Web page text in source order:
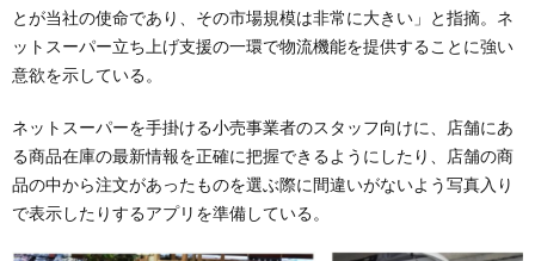
とが当社の使命であり、その市場規模は非常に大きい」と指摘。ネ
ットスーパー立ち上げ支援の一環で物流機能を提供することに強い
意欲を示している。
ネットスーパーを手掛ける小売事業者のスタッフ向けに、店舗にあ
る商品在庫の最新情報を正確に把握できるようにしたり、店舗の商
品の中から注文があったものを選ぶ際に間違いがないよう写真入り
で表示したりするアプリを準備している。